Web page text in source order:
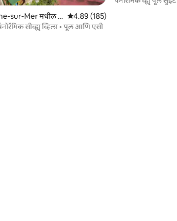
sur-Mer मधील घ 5 पैकी 4.89 सरासरी रेटिंग, 185 रिव्ह्यूज
4.89 (185)
सीव्ह्यू व्हिला • पूल आणि एसी